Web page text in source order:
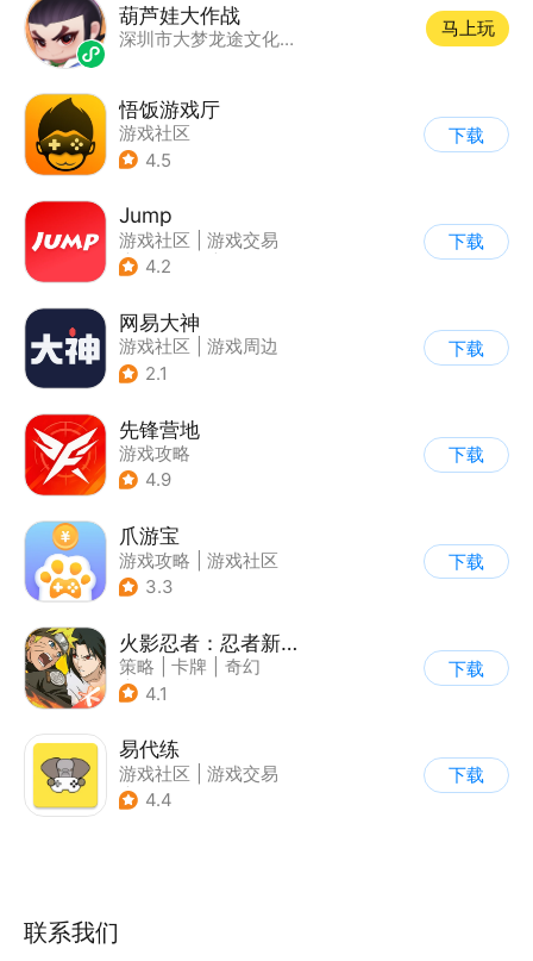
葫芦娃大作战
深圳市大梦龙途文化传播有限公司
马上玩
悟饭游戏厅
游戏社区
4.5
下载
Jump
游戏社区
游戏交易
| 游戏周边
4.2
下载
网易大神
游戏社区
游戏周边
2.1
下载
先锋营地
游戏攻略
4.9
下载
爪游宝
游戏攻略
游戏社区
3.3
下载
火影忍者：忍者新世代
策略 卡牌
奇幻
| 火影
4.1
下载
易代练
游戏社区
游戏交易
| 游戏攻略
4.4
下载
联系我们